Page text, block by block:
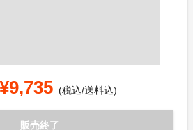
¥9,735 (税込/送料込)
販売終了